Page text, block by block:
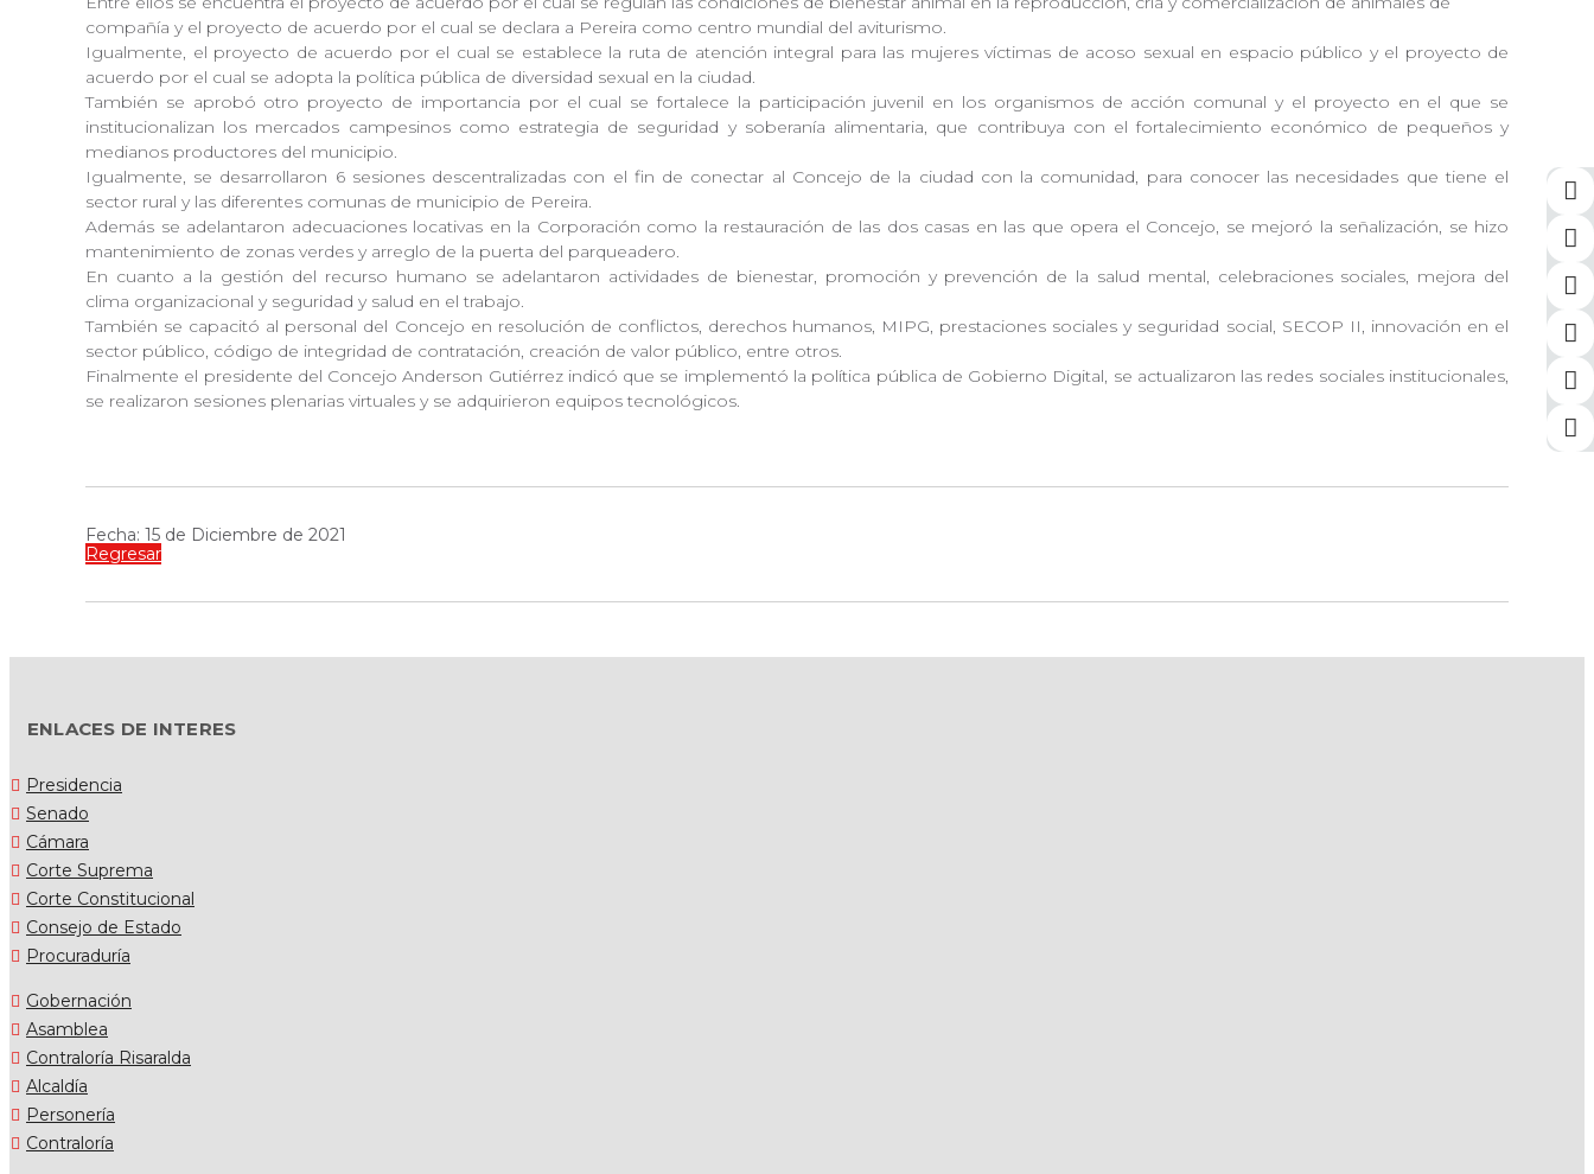
compañía y el proyecto de acuerdo por el cual se declara a Pereira como centro mundial del aviturismo.
Igualmente, el proyecto de acuerdo por el cual se establece la ruta de atención integral para las mujeres víctimas de acoso sexual en espacio público y el proyecto de
acuerdo por el cual se adopta la política pública de diversidad sexual en la ciudad.
También se aprobó otro proyecto de importancia por el cual se fortalece la participación juvenil en los organismos de acción comunal y el proyecto en el que se
institucionalizan los mercados campesinos como estrategia de seguridad y soberanía alimentaria, que contribuya con el fortalecimiento económico de pequeños y
medianos productores del municipio.
Igualmente, se desarrollaron 6 sesiones descentralizadas con el fin de conectar al Concejo de la ciudad con la comunidad, para conocer las necesidades que tiene el
sector rural y las diferentes comunas de municipio de Pereira.
Además se adelantaron adecuaciones locativas en la Corporación como la restauración de las dos casas en las que opera el Concejo, se mejoró la señalización, se hizo
mantenimiento de zonas verdes y arreglo de la puerta del parqueadero.
En cuanto a la gestión del recurso humano se adelantaron actividades de bienestar, promoción y prevención de la salud mental, celebraciones sociales, mejora del
clima organizacional y seguridad y salud en el trabajo.
También se capacitó al personal del Concejo en resolución de conflictos, derechos humanos, MIPG, prestaciones sociales y seguridad social, SECOP II, innovación en el
sector público, código de integridad de contratación, creación de valor público, entre otros.
Finalmente el presidente del Concejo Anderson Gutiérrez indicó que se implementó la política pública de Gobierno Digital, se actualizaron las redes sociales institucionales,
se realizaron sesiones plenarias virtuales y se adquirieron equipos tecnológicos.
Fecha: 15 de Diciembre de 2021
Regresar
ENLACES DE INTERES
Presidencia
Senado
Cámara
Corte Suprema
Corte Constitucional
Consejo de Estado
Procuraduría
Gobernación
Asamblea
Contraloría Risaralda
Alcaldía
Personería
Contraloría